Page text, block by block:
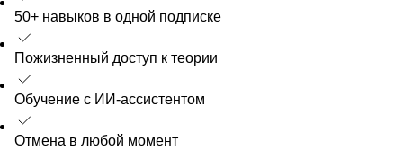
50+ навыков в одной подписке
Пожизненный доступ к теории
Обучение с ИИ-ассистентом
Отмена в любой момент